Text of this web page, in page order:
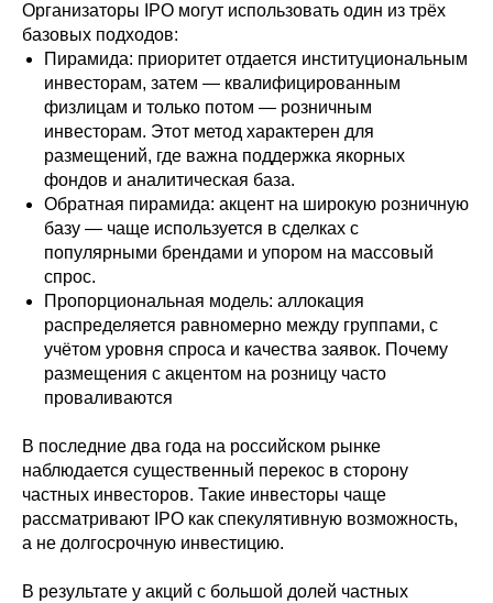
Организаторы IPO могут использовать один из трёх
базовых подходов:
Пирамида: приоритет отдается институциональным
инвесторам, затем — квалифицированным
физлицам и только потом — розничным
инвесторам. Этот метод характерен для
размещений, где важна поддержка якорных
фондов и аналитическая база.
Обратная пирамида: акцент на широкую розничную
базу — чаще используется в сделках с
популярными брендами и упором на массовый
спрос.
Пропорциональная модель: аллокация
распределяется равномерно между группами, с
учётом уровня спроса и качества заявок. Почему
размещения с акцентом на розницу часто
проваливаются
В последние два года на российском рынке
наблюдается существенный перекос в сторону
частных инвесторов. Такие инвесторы чаще
рассматривают IPO как спекулятивную возможность,
а не долгосрочную инвестицию.
В результате у акций с большой долей частных